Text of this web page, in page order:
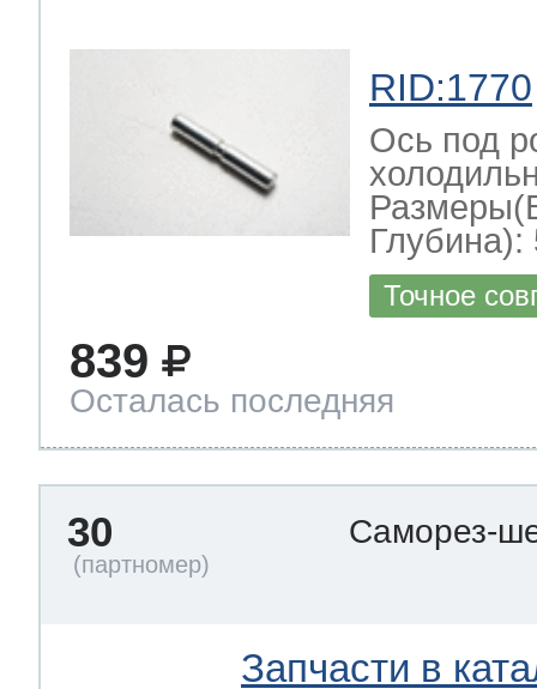
RID:1770
Ось под
Глубина):
Точное
839
Осталась последняя
30 Саморез-
Запчасти в